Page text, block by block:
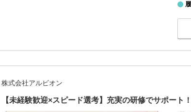
株式会社アルビオン
【未経験歓迎×スピード選考】充実の研修でサポー